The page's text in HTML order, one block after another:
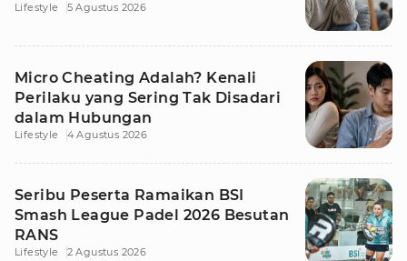
Lifestyle 5 Agustus 2026
Micro Cheating Adalah? Kenali
Perilaku yang Sering Tak Disadari
dalam Hubungan
Lifestyle 4 Agustus 2026
Seribu Peserta Ramaikan BSI
Smash League Padel 2026 Besutan
RANS
Lifestyle 2 Agustus 2026